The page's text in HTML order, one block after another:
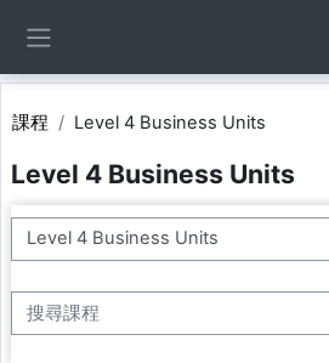
課程 Level 4 Business Units
Level 4 Business Units
課程類別
搜尋課程